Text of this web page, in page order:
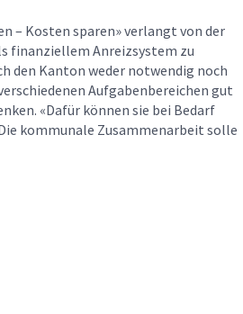
– Kosten sparen» verlangt von der
finanziellem Anreizsystem zu
den Kanton weder notwendig noch
Aufgabenbereichen gut
«Dafür können sie bei Bedarf
kommunale Zusammenarbeit solle